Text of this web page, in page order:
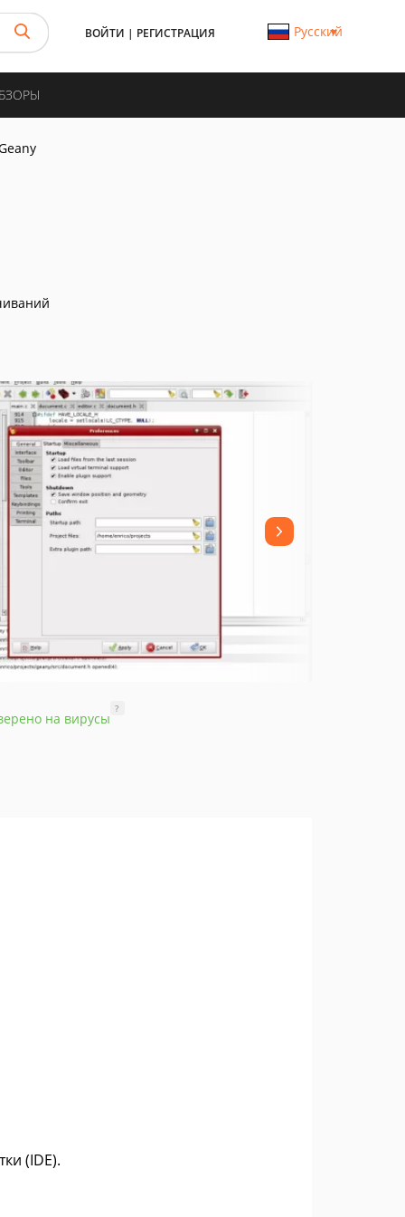
ВОЙТИ | РЕГИСТРАЦИЯ Русский
на вирусы
?
(IDE).